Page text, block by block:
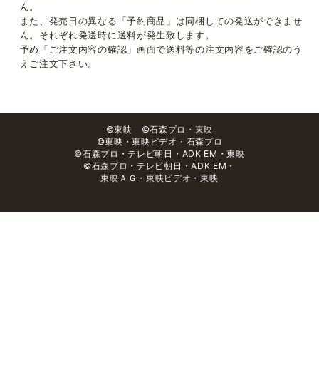
ん。
また、発売日の異なる「予約商品」は同梱しての発送ができませ
ん。それぞれ発送時に送料が発生致します。
予め「ご注文内容の確認」画面で送料等の注文内容をご確認のう
えご注文下さい。
©東映 ©石森プロ・東映
©東映・東映ビデオ・石森プロ
©石森プロ・テレビ朝日・ADK EM・東映
©石森プロ・テレビ朝日・ADK EM・
東映ＡＧ・東映ビデオ・東映